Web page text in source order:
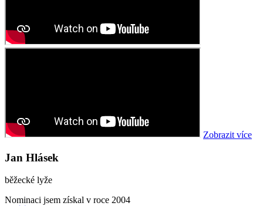
Zobrazit více
Jan Hlásek
běžecké lyže
Nominaci jsem získal v roce 2004